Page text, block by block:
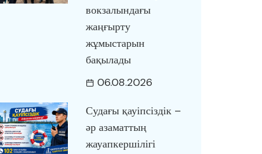
вокзалындағы
жаңғырту
жұмыстарын
бақылады
06.08.2026
Судағы қауіпсіздік –
әр азаматтың
жауапкершілігі